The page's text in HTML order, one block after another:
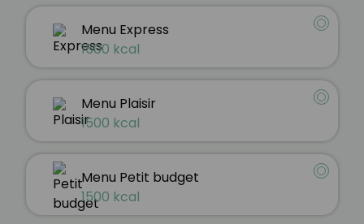
Menu Express
1500 kcal
Menu Plaisir
1500 kcal
Menu Petit budget
1500 kcal